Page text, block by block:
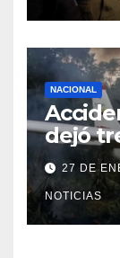
NACIONAL
dejó
en27 DE
NOTICIAS